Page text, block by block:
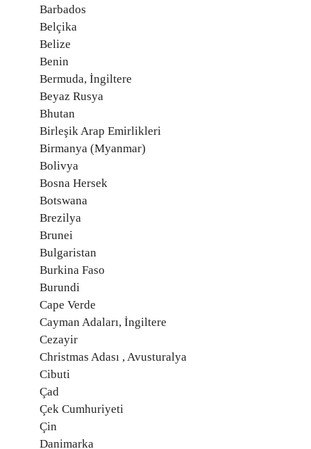
Barbados
Belçika
Belize
Benin
Bermuda, İngiltere
Beyaz Rusya
Bhutan
Birleşik Arap Emirlikleri
Birmanya (Myanmar)
Bolivya
Bosna Hersek
Botswana
Brezilya
Brunei
Bulgaristan
Burkina Faso
Burundi
Cape Verde
Cayman Adaları, İngiltere
Cezayir
Christmas Adası , Avusturalya
Cibuti
Çad
Çek Cumhuriyeti
Çin
Danimarka